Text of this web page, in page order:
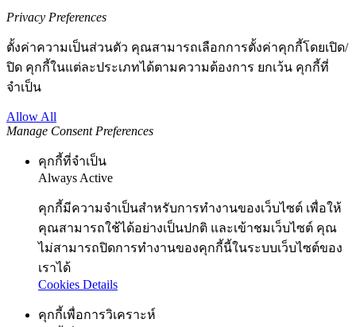
Privacy Preferences
ตั้งค่าความเป็นส่วนตัว คุณสามารถเลือกการตั้งค่าคุกกี้โดยเปิด/
ปิด คุกกี้ในแต่ละประเภทได้ตามความต้องการ ยกเว้น คุกกี้ที่
จำเป็น
Allow All
Manage Consent Preferences
คุกกี้ที่จำเป็น
Always Active
คุกกี้มีความจำเป็นสำหรับการทำงานของเว็บไซต์ เพื่อให้
คุณสามารถใช้ได้อย่างเป็นปกติ และเข้าชมเว็บไซต์ คุณ
ไม่สามารถปิดการทำงานของคุกกี้นี้ในระบบเว็บไซต์ของ
เราได้
Cookies Details
คุกกี้เพื่อการวิเคราะห์